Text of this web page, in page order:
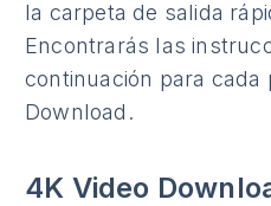
la carpeta de salida
Encontrarás las
continuación para cada
Download.
4K Video